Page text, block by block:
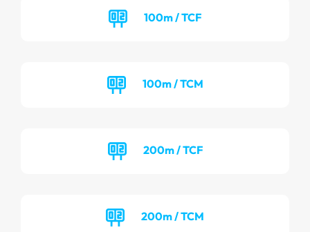
100m / TCF
100m / TCM
200m / TCF
200m / TCM